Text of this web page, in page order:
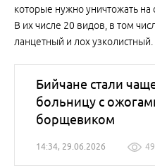
которые нужно уничтожать на
В их числе 20 видов, в том
ланцетный и лох узколистный.
Бийчане стали
больницу с
борщевиком
14:34, 29.06.2026